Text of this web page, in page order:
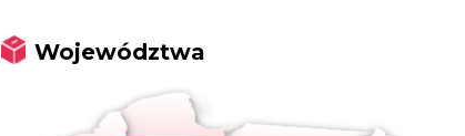
Województwa